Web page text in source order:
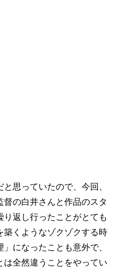
思っていたので、今回、
の白井さんと作品のスタ
返し行ったことがとても
築くようなゾクゾクする時
になったことも意外で、
は全然違うことをやってい